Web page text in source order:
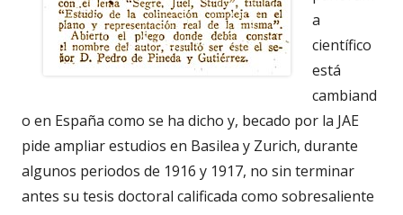
a
científico
está
cambiand
o en España como se ha dicho y, becado por la JAE
pide ampliar estudios en Basilea y Zurich, durante
algunos periodos de 1916 y 1917, no sin terminar
antes su tesis doctoral calificada como sobresaliente